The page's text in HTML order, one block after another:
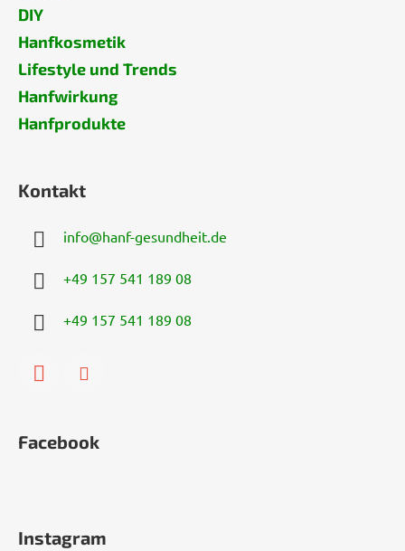
DIY
Hanfkosmetik
Lifestyle und Trends
Hanfwirkung
Hanfprodukte
Kontakt
info@hanf-gesundheit.de
+49 157 541 189 08
+49 157 541 189 08
Facebook
Instagram